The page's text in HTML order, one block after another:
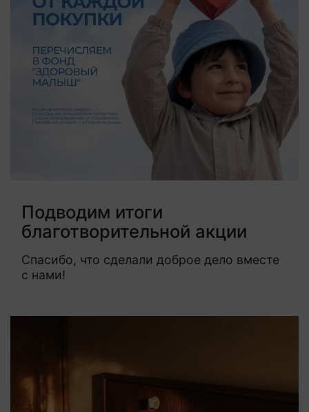
Подводим итоги
благотворительной акции
Спасибо, что сделали доброе дело вместе
с нами!